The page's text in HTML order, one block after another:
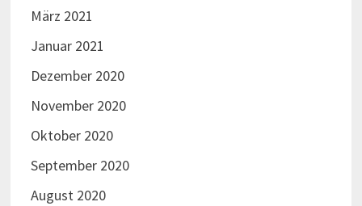
März 2021
Januar 2021
Dezember 2020
November 2020
Oktober 2020
September 2020
August 2020